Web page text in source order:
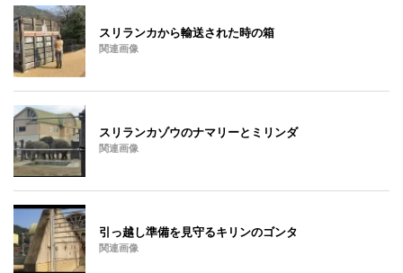
スリランカから輸送された時の箱
関連画像
スリランカゾウのナマリーとミリンダ
関連画像
引っ越し準備を見守るキリンのゴンタ
関連画像